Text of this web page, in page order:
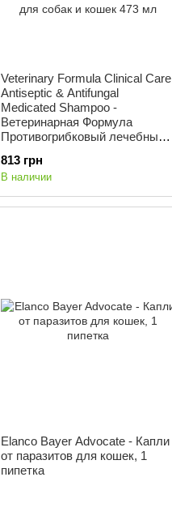
Veterinary Formula Clinical Care
Antiseptic & Antifungal
Medicated Shampoo -
Ветеринарная Формула
Противогрибковый лечебный
бензетония и кетоконазолом
для собак и кошек 473 мл
813 грн
В наличии
Elanco Bayer Advocate - Капли
от паразитов для кошек, 1
пипетка